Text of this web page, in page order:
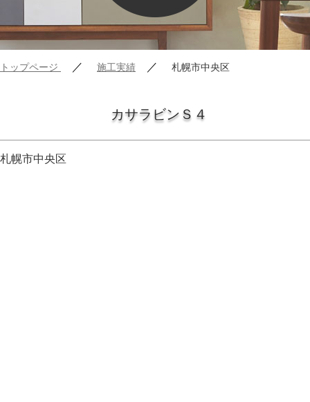
トップページ ／ 施工実績 ／ 札幌市中央区
カサラビンＳ４
札幌市中央区